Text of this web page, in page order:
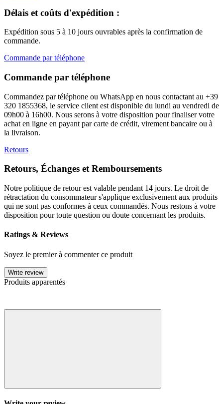
Délais et coûts d'expédition :
Expédition sous 5 à 10 jours ouvrables après la confirmation de
commande.
Commande par téléphone
Commande par téléphone
Commandez par téléphone ou WhatsApp en nous contactant au +39
320 1855368, le service client est disponible du lundi au vendredi de
09h00 à 16h00. Nous serons à votre disposition pour finaliser votre
achat en ligne en payant par carte de crédit, virement bancaire ou à
la livraison.
Retours
Retours, Échanges et Remboursements
Notre politique de retour est valable pendant 14 jours. Le droit de
rétractation du consommateur s'applique exclusivement aux produits
qui ne sont pas conformes à ceux commandés. Nous restons à votre
disposition pour toute question ou doute concernant les produits.
Ratings & Reviews
Soyez le premier à commenter ce produit
Write review
Produits apparentés